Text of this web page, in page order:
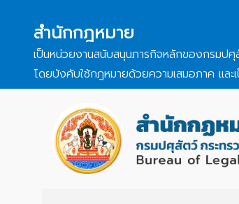
สำนักกฎหมาย
เป็นหน่วยงานสนับสนุนภารกิจหลักของกรมป
โดยบังคับใช้กฎหมายด้วยความเสมอภาค และ